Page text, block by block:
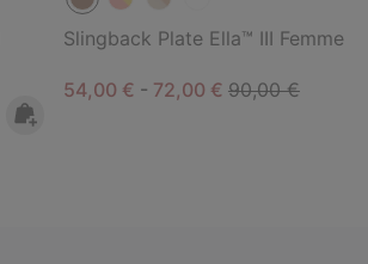
Slingback Plate Ella™ III Femme
Minimum sale price:
54,00 € - Maximum sale price:
72,00 € Regular price:
90,00 €